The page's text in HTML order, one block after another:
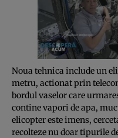
Noua tehnica include un
metru, actionat prin
bordul vaselor care
contine vapori de apa,
elicopter este imens,
recolteze nu doar tipurile